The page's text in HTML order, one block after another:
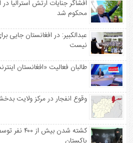
افشاگر جنایات ارتش استرالیا
محکوم شد
عبدالکبیر: در افغانستان جایی
نیست
طالبان فعالیت «افغانستان
وقوع انفجار در مرکز ولایت
کشته شدن